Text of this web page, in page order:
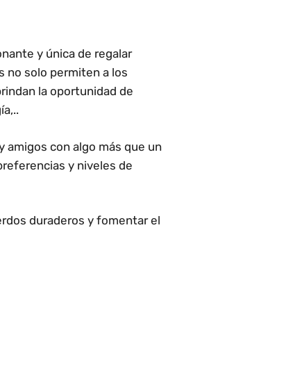
y única de regalar
no solo permiten a los
la oportunidad de
amigos con algo más que un
y niveles de
duraderos y fomentar el